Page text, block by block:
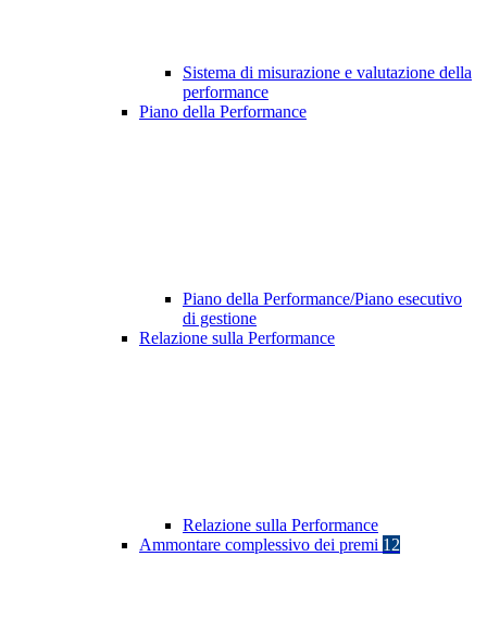
Sistema di misurazione e valutazione della
performance
Piano della Performance
Piano della Performance/Piano esecutivo
di gestione
Relazione sulla Performance
Relazione sulla Performance
Ammontare complessivo dei premi 12